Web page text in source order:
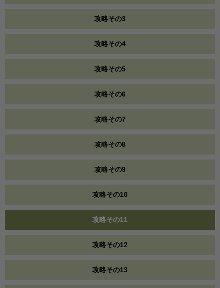
攻略その3
攻略その4
攻略その5
攻略その6
攻略その7
攻略その8
攻略その9
攻略その10
攻略その11
攻略その12
攻略その13